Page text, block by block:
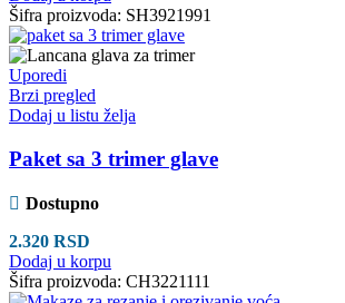
Šifra proizvoda: SH3921991
Uporedi
Brzi pregled
Dodaj u listu želja
Paket sa 3 trimer glave
Dostupno
2.320 RSD
Dodaj u korpu
Šifra proizvoda: CH3221111